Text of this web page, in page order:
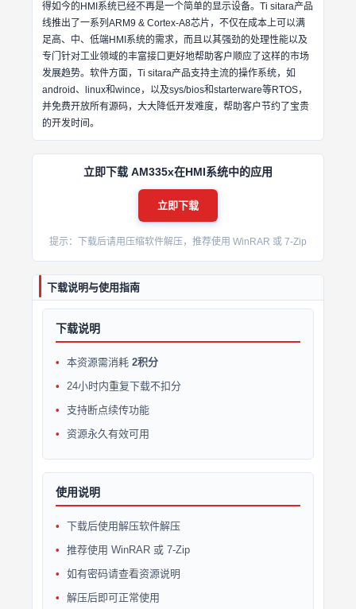
得如今的HMI系统已经不再是一个简单的显示设备。Ti sitara产品
线推出了一系列ARM9 & Cortex-A8芯片，不仅在成本上可以满
足高、中、低端HMI系统的需求，而且以其强劲的处理性能以及
专门针对工业领域的丰富接口更好地帮助客户顺应了这样的市场
发展趋势。软件方面，Ti sitara产品支持主流的操作系统，如
android、linux和wince，以及sys/bios和starterware等RTOS，
并免费开放所有源码，大大降低开发难度，帮助客户节约了宝贵
的开发时间。
立即下载 AM335x在HMI系统中的应用
立即下载
提示：下载后请用压缩软件解压，推荐使用 WinRAR 或 7-Zip
下载说明与使用指南
下载说明
本资源需消耗 2积分
24小时内重复下载不扣分
支持断点续传功能
资源永久有效可用
使用说明
下载后使用解压软件解压
推荐使用 WinRAR 或 7-Zip
如有密码请查看资源说明
解压后即可正常使用